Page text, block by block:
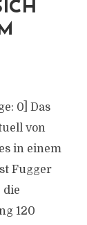
0] Das
von
in einem
Fugger
die
120